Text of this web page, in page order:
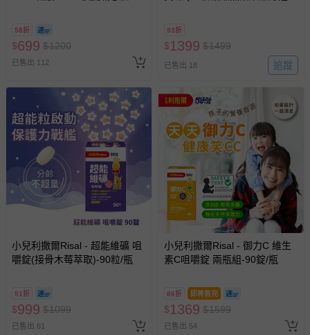
期作廢) (兒童票(2歲以上)贈一
名陪伴成人)
58折
$699 $1200
已售出 112
93折
$1399 $1499
已售出 18 追蹤
小兒利撒爾Risal - 超能維礦 咀
嚼錠(接骨木莓萃取)-90粒/瓶
91折
$999 $1099
已售出 61
小兒利撒爾Risal - 御力C 維生
素C咀嚼錠 兩瓶組-90錠/瓶
86折 即將售完
$1369 $1599
已售出 54